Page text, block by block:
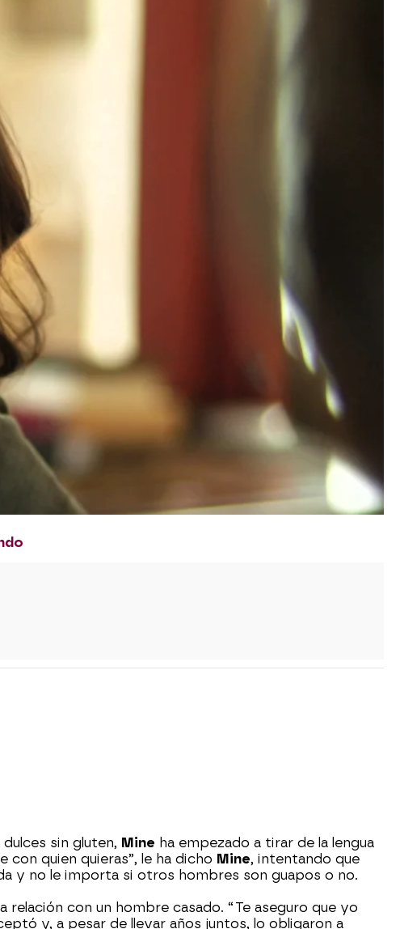
sin gluten, Mine ha empezado a tirar de la lengua
con quien quieras”, le ha dicho Mine, intentando que
y no le importa si otros hombres son guapos o no.
relación con un hombre casado. “Te aseguro que yo
y, a pesar de llevar años juntos, lo obligaron a